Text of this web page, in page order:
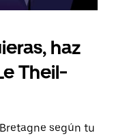
haz
Theil-
según tu